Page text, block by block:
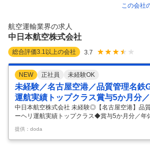
しむこともできます。 工場整備は、認定事業場
います。 転勤もなく静かな環境で整備作業に専
…
この会社
航空運輸業界の求人
中日本航空株式会社
総合評価3.1 以上の会社 3.7
NEW 正社員 未経験OK
未経験／名古屋空港／品質管理名鉄
運航実績トップクラス賞与5か月分
中日本航空株式会社 未経験◎【名古屋空港】品
ーヘリ運航実績トップクラス◆賞与5か月分／年
未経験◎【名古屋空港】品質管理◆名鉄G／ドク
プクラス◆賞与5か月分／年休125日 【具体的な
ら専門スキル習得ができる！独身寮や資産形成
提供：doda